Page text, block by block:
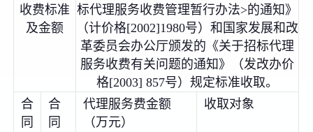
收费标准
及金额
标代理服务收费管理暂行办法>的通知》
（计价格[2002]1980号）和国家发展和改
革委员会办公厅颁发的《关于招标代理
服务收费有关问题的通知》（发改办价
格[2003] 857号）规定标准收取。
合
同
合
同
代理服务费金额
（万元）
收取对象